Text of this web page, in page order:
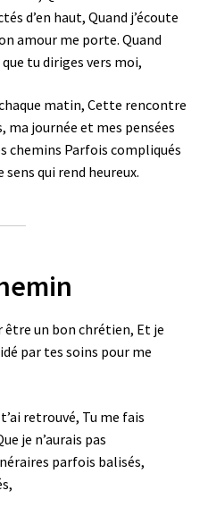
d’en haut, Quand j’écoute
amour me porte. Quand
que tu diriges vers moi,
matin, Cette rencontre
ma journée et mes pensées
chemins Parfois compliqués
qui rend heureux.
être un bon chrétien, Et je
par tes soins pour me
retrouvé, Tu me fais
je n’aurais pas
parfois balisés,